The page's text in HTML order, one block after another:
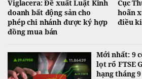
Viglacera: Đề xuất Luật Kinh
doanh bất động sản cho
phép chi nhánh được ký hợp
đồng mua bán
Cục
hoãn
điều
Mới nhất: 9
lọt rổ FTSE
hạng tháng 9